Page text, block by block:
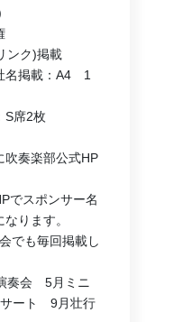
ンク)掲載
掲載：A4　1
S席2枚
奏楽部公式HP
でスポンサー名
ります。
でも毎回掲載し
奏会　5月ミニ
ート　9月壮行